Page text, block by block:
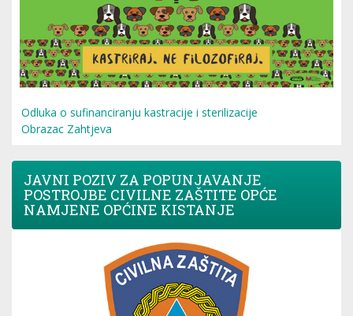
Odluka o sufinanciranju kastracije i sterilizacije
Obrazac Zahtjeva
JAVNI POZIV ZA POPUNJAVANJE
POSTROJBE CIVILNE ZAŠTITE OPĆE
NAMJENE OPĆINE KISTANJE